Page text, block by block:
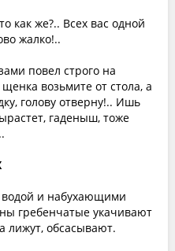
как же?.. Всех вас одной
жалко!..
повел строго на
возьмите от стола, а
голову отверну!.. Ишь
гаденыш, тоже
водой и набухающими
гребенчатые укачивают
лижут, обсасывают.